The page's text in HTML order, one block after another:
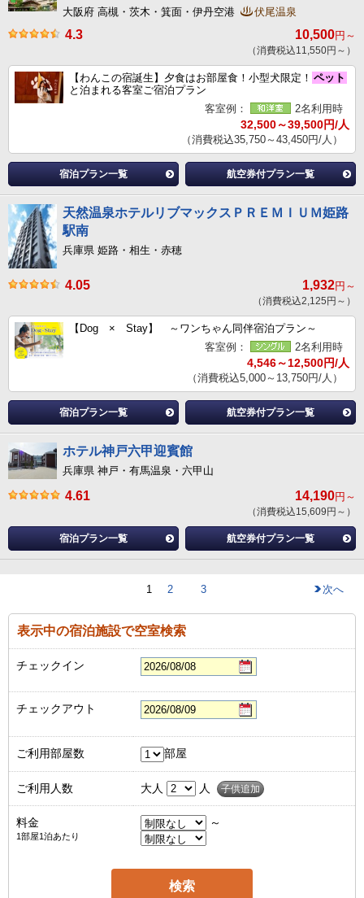
大阪府 高槻・茨木・箕面・伊丹空港 伏尾温泉
4.3 10,500円～
（消費税込11,550円～）
【わんこの宿誕生】夕食はお部屋食！小型犬限定！ ペット
と泊まれる客室ご宿泊プラン
客室例：
2名利用時
32,500～39,500円/人
（消費税込35,750～43,450円/人）
宿泊プラン一覧 航空券付プラン一覧
天然温泉ホテルリブマックスＰＲＥＭＩＵＭ姫路
駅南
兵庫県 姫路・相生・赤穂
4.05 1,932円～
（消費税込2,125円～）
【Dog × Stay】 ～ワンちゃん同伴宿泊プラン～
客室例：
2名利用時
4,546～12,500円/人
（消費税込5,000～13,750円/人）
宿泊プラン一覧 航空券付プラン一覧
ホテル神戸六甲迎賓館
兵庫県 神戸・有馬温泉・六甲山
4.61 14,190円～
（消費税込15,609円～）
宿泊プラン一覧 航空券付プラン一覧
1 2 3 次へ
表示中の宿泊施設で空室検索
チェックイン
チェックアウト
ご利用部屋数 部屋
ご利用人数 大人 人 子供追加
料金
1部屋1泊あたり
～